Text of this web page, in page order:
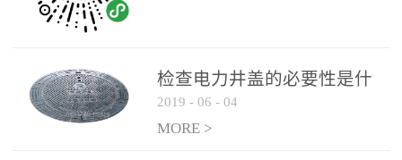
检查电力井盖的必要性是什
么？
2019 - 06 - 04
MORE >